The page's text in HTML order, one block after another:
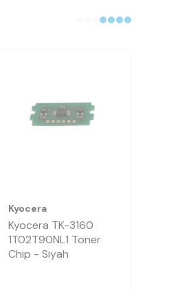
Kyocera
Kyocera TK-3160
1T02T90NL1 Toner
Chip - Siyah